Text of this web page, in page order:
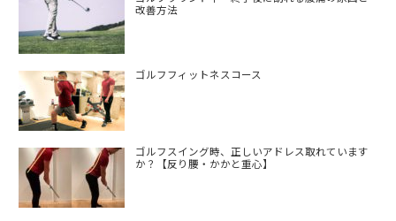
改善方法
ゴルフフィットネスコース
ゴルフスイング時、正しいアドレス取れています
か？【反り腰・かかと重心】